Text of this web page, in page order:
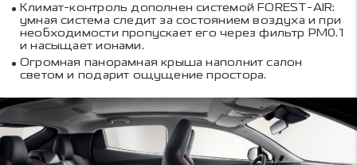
Климат-контроль дополнен системой FOREST-AIR:
умная система следит за состоянием воздуха и при
необходимости пропускает его через фильтр PM0.1
и насыщает ионами.
Огромная панорамная крыша наполнит салон
светом и подарит ощущение простора.